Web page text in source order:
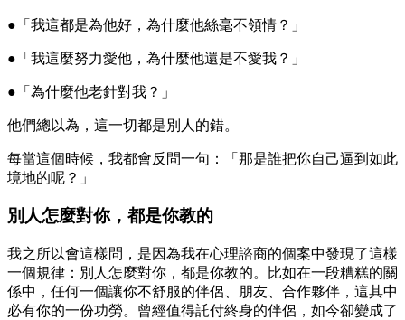
●「我這都是為他好，為什麼他絲毫不領情？」
●「我這麼努力愛他，為什麼他還是不愛我？」
●「為什麼他老針對我？」
他們總以為，這一切都是別人的錯。
每當這個時候，我都會反問一句：「那是誰把你自己逼到如此
境地的呢？」
別人怎麼對你，都是你教的
我之所以會這樣問，是因為我在心理諮商的個案中發現了這樣
一個規律：別人怎麼對你，都是你教的。比如在一段糟糕的關
係中，任何一個讓你不舒服的伴侶、朋友、合作夥伴，這其中
必有你的一份功勞。曾經值得託付終身的伴侶，如今卻變成了